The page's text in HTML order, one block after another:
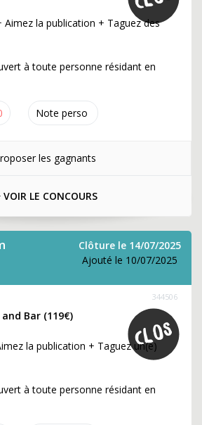
Note perso
Aimez la publication + Taguez des
à toute personne résidant en
les gagnants
VOIR LE CONCOURS
Clôture le 14/07/2025
Ajouté le 10/07/2025
344506
Bar (119€)
la publication + Taguez un(e)
à toute personne résidant en